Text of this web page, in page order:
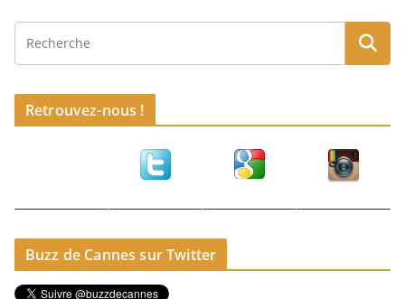
Retrouvez-nous !
Buzz de Cannes sur Twitter